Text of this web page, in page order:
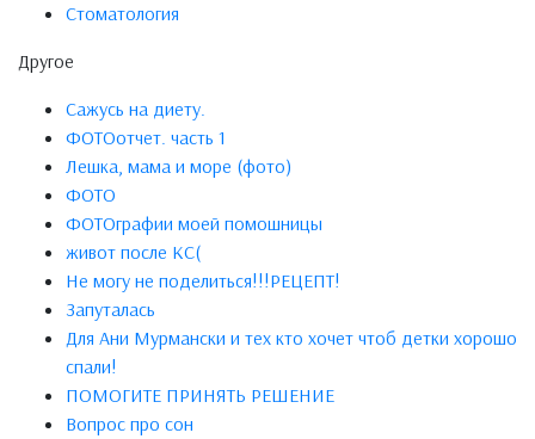
Стоматология
Другое
Сажусь на диету.
ФОТОотчет. часть 1
Лешка, мама и море (фото)
ФОТО
ФОТОграфии моей помошницы
живот после КС(
Не могу не поделиться!!!РЕЦЕПТ!
Запуталась
Для Ани Мурмански и тех кто хочет чтоб детки хорошо
спали!
ПОМОГИТЕ ПРИНЯТЬ РЕШЕНИЕ
Вопрос про сон